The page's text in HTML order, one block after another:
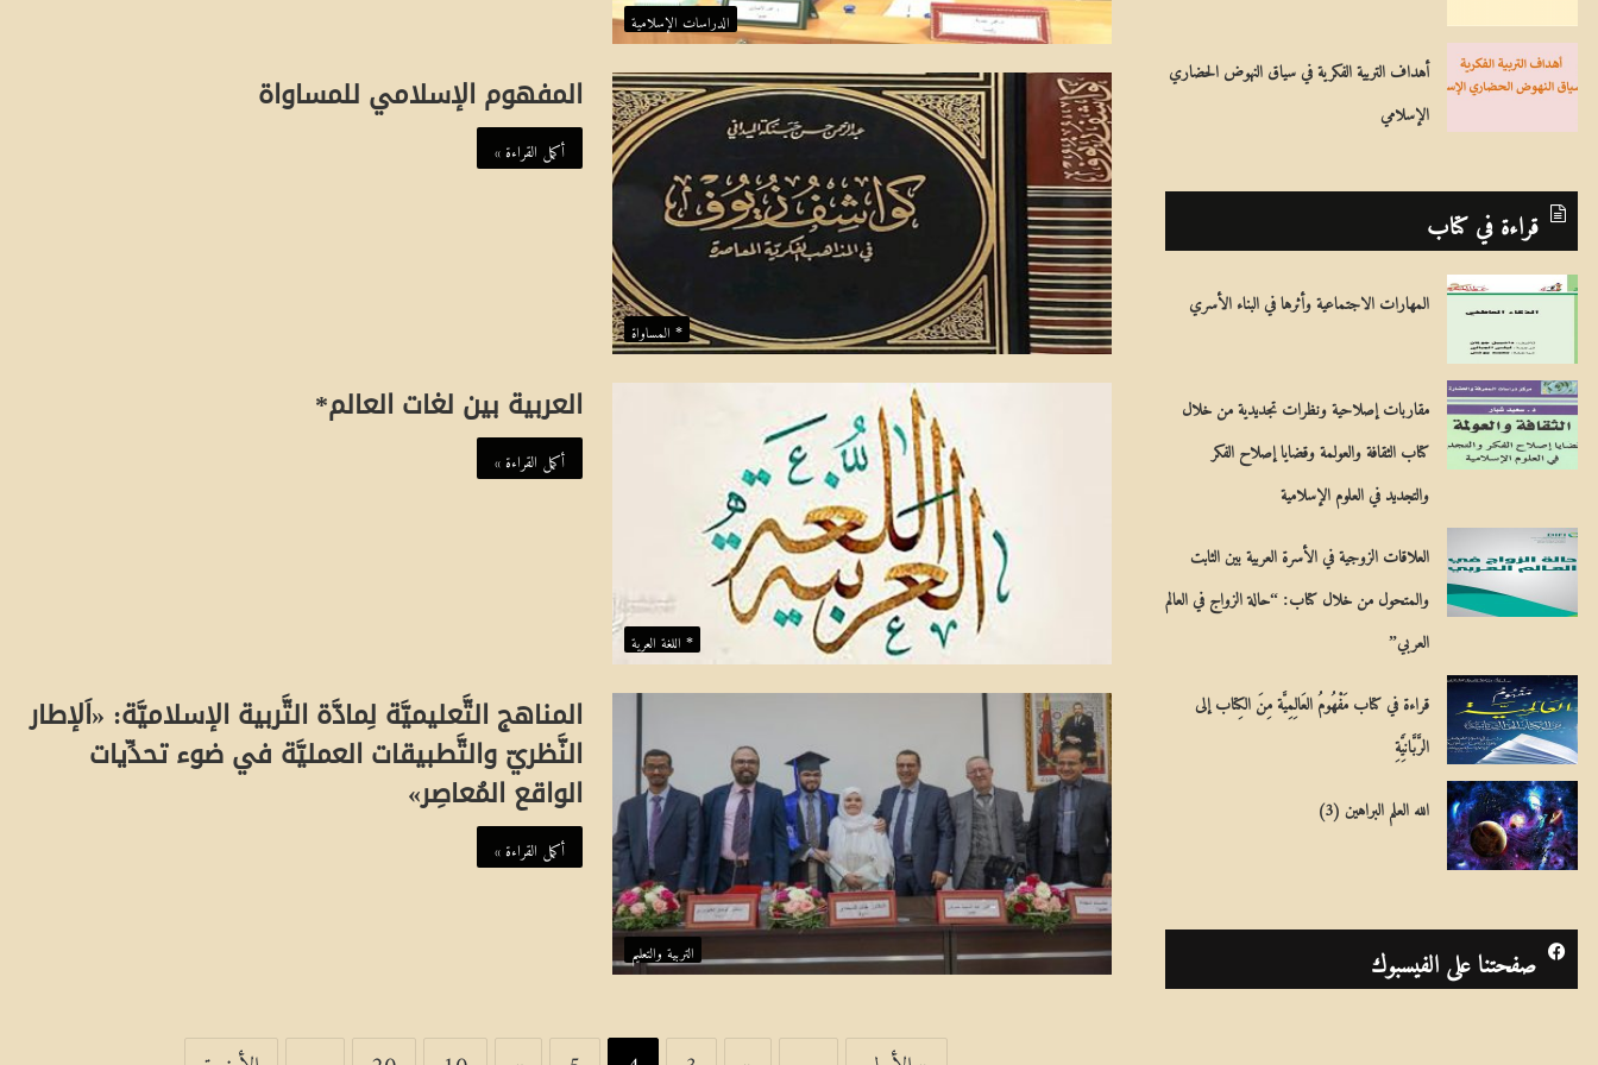
الدراسات الإسلامية
* المساواة
المفهوم الإسلامي للمساواة
أكمل القراءة »
* اللغة العرية
العربية بين لغات العالم*
أكمل القراءة »
التربية والتعليم
المناهج التَّعليميَّة لِمادَّة التَّربية الإسلاميَّة: «اَلإطار
النَّظريّ والتَّطبيقات العمليَّة في ضوء تحدِّيات
الواقع المُعاصِر»
أكمل القراءة »
ل
م
ذ
ه
ب
ي
أهداف التربية الفكرية في سياق النهوض الحضاري
الإسلامي
قراءة في كتاب
المهارات الاجتماعية وأثرها في البناء الأسري
مقاربات إصلاحية ونظرات تجديدية من خلال
كتاب الثقافة والعولمة وقضايا إصلاح الفكر
والتجديد في العلوم الإسلامية
العلاقات الزوجية في الأسرة العربية بين الثابت
والمتحول من خلال كتاب: “حالة الزواج في العالم
العربي”
قراءة في كتاب مَفْهُومُ العَالِمِيَّة مِنَ الكِتاب إلى
الرَّبَّانِيَّةِ
الله العلم البراهين (3)
صفحتنا على الفيسبوك